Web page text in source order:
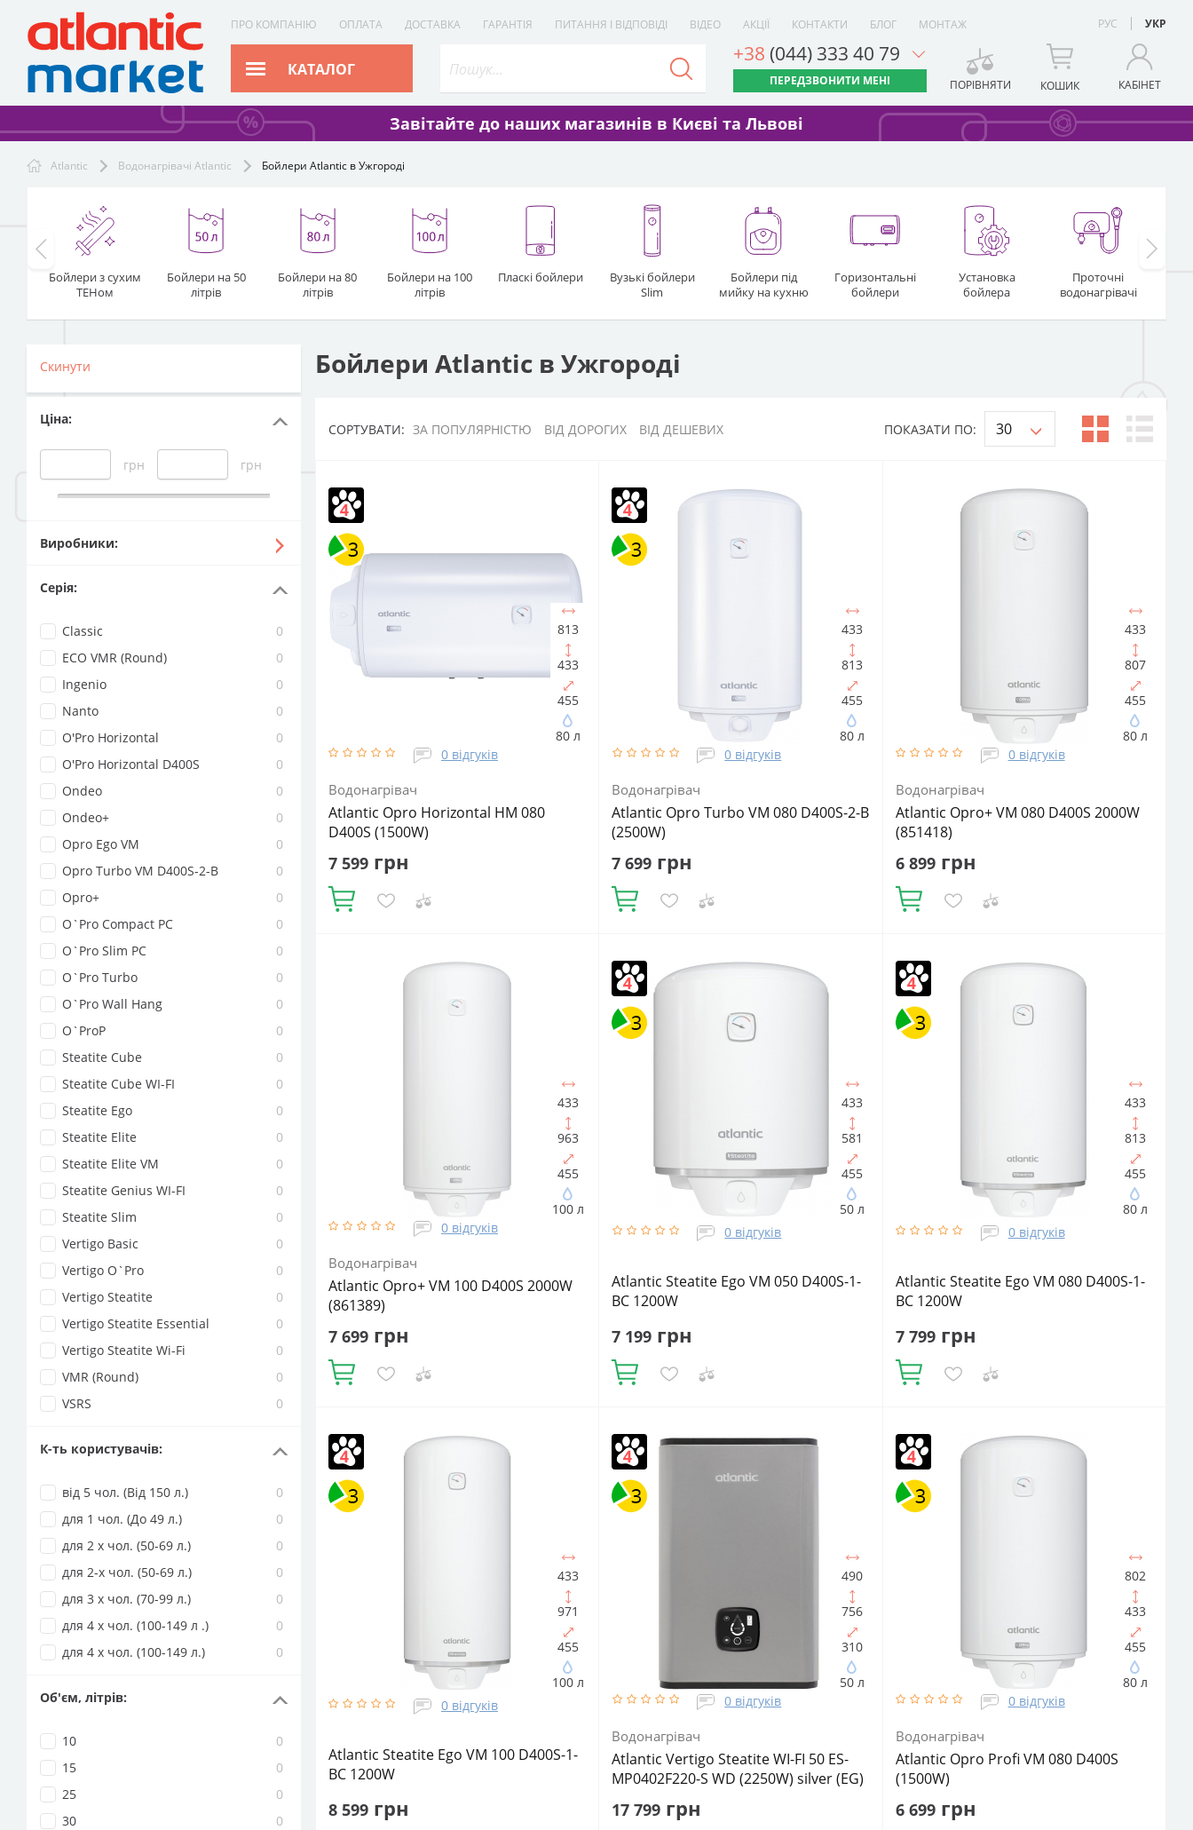
ПРО КОМПАНІЮ ОПЛАТА ДОСТАВКА ГАРАНТІЯ ПИТАННЯ І ВІДПОВІДІ ВІДЕО АКЦІЇ КОНТАКТИ БЛОГ МОНТАЖ РУС УКР
КАТАЛОГ
+38 (044) 333 40 79
ПЕРЕДЗВОНИТИ МЕНІ ПОРІВНЯТИ КОШИК КАБІНЕТ
Завітайте до наших магазинів в Києві та Львові
Atlantic Водонагрівачі Atlantic Бойлери Atlantic в Ужгороді
Бойлери з сухим
ТЕНом
Бойлери на 50
літрів
Бойлери на 80
літрів
Бойлери на 100
літрів
Пласкі бойлери
Вузькі бойлери
Slim
Бойлери під
мийку на кухню
Горизонтальні
бойлери
Установка
бойлера
Проточні
водонагрівачі
Бойлери Atlantic в Ужгороді
СОРТУВАТИ: ЗА ПОПУЛЯРНІСТЮ ВІД ДОРОГИХ ВІД ДЕШЕВИХ ПОКАЗАТИ ПО:
813
433
455
80 л
0 відгуків
Водонагрівач
Atlantic Opro Horizontal HM 080
D400S (1500W)
7 599грн
Купити
Горизонтальне
Мокрий
Електричний
433
813
455
80 л
0 відгуків
Водонагрівач
Atlantic Opro Turbo VM 080 D400S-2-B
(2500W)
7 699 грн
Купити
Вертикальне Тип ТЕНа:
Мокрий
Потужність ТЕНа, Вт:
водонагрівача:
накопичувальний
Форма водонагрівача:
Циліндрична
433
807
455
80 л
0 відгуків
Водонагрівач
Atlantic Opro+ VM 080 D400S 2000W
(851418)
6 899грн
Купити
внутрішнього бака:
Сталь із покриттям
Матеріал теплоізоляції:
Поліуретан
води:
Фактичний обсяг води, л:
75 Об'єм, літрів:
433
963
455
100 л
0 відгуків
Водонагрівач
Atlantic Opro+ VM 100 D400S 2000W
(861389)
7 699грн
Купити
внутрішнього бака:
Сталь із покриттям
Матеріал теплоізоляції:
води:
Фактичний обсяг води, л:
94.1 Об'єм, літрів:
433
581
455
50 л
0 відгуків
Atlantic Steatite Ego VM 050 D400S-1-
BC 1200W
7 199 грн
Купити
Напірний Об'єм, літрів:50 Фактичний
об'єм:
Тип ТЕНа:
433
813
455
80 л
0 відгуків
Atlantic Steatite Ego VM 080 D400S-1-
BC 1200W
7 799грн
Купити
Напірний
Об'єм, літрів: 80 Фактичний
об'єм:
Встановлення: Вертикальне
ТЕНа:
433
971
455
100 л
0 відгуків
Atlantic Steatite Ego VM 100 D400S-1-
BC 1200W
8 599грн
490
756
310
50 л
0 відгуків
Водонагрівач
Atlantic Vertigo Steatite WI-FI 50 ES-
MP0402F220-S WD (2250W) silver (EG)
17 799 грн
802
433
455
80 л
0 відгуків
Водонагрівач
Atlantic Opro Profi VM 080 D400S
(1500W)
6 699грн
Скинути
Ціна:
грн грн
Виробники:
Серія:
Classic
0
ECO VMR (Round)
0
Ingenio
0
Nanto
0
O'Pro Horizontal
0
O'Pro Horizontal D400S
0
Ondeo
0
Ondeo+
0
Opro Ego VM
0
Opro Turbo VM D400S-2-B
0
Opro+
0
O`Pro Compact PC
0
O`Pro Slim PC
0
O`Pro Turbo
0
O`Pro Wall Hang
0
O`ProP
0
Steatite Cube
0
Steatite Cube WI-FI
0
Steatite Ego
0
Steatite Elite
0
Steatite Elite VM
0
Steatite Genius WI-FI
0
Steatite Slim
0
Vertigo Basic
0
Vertigo O`Pro
0
Vertigo Steatite
0
Vertigo Steatite Essential
0
Vertigo Steatite Wi-Fi
0
VMR (Round)
0
VSRS
0
К-ть користувачів:
від 5 чол. (Від 150 л.)
0
для 1 чол. (До 49 л.)
0
для 2 х чол. (50-69 л.)
0
для 2-х чол. (50-69 л.)
0
для 3 х чол. (70-99 л.)
0
для 4 х чол. (100-149 л .)
0
для 4 х чол. (100-149 л.)
0
Об'єм, літрів:
10
0
15
0
25
0
30
0